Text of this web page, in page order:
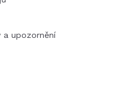
a upozornění